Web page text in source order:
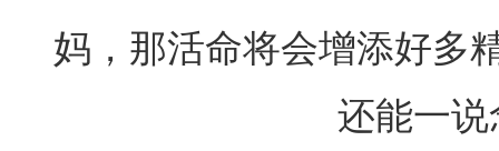
妈，那活命将会增添好多
还能一